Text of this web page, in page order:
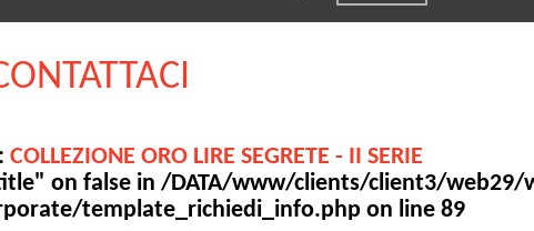
COLLEZIONE ORO LIRE SEGRETE - II SERIE
on false in /DATA/www/clients/client3/web29/
template_richiedi_info.php on line 89